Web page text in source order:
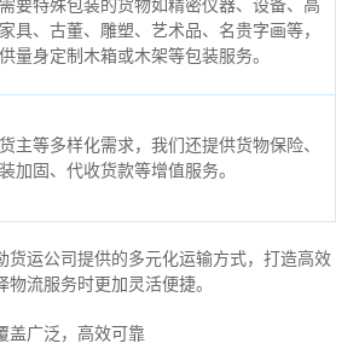
要特殊包装的货物如精密仪器、设备、高
具、古董、雕塑、艺术品、名贵字画等，
量身定制木箱或木架等包装服务。
主等多样化需求，我们还提供货物保险、
加固、代收货款等增值服务。
货运公司提供的多元化运输方式，打造高效
流服务时更加灵活便捷。
盖广泛，高效可靠